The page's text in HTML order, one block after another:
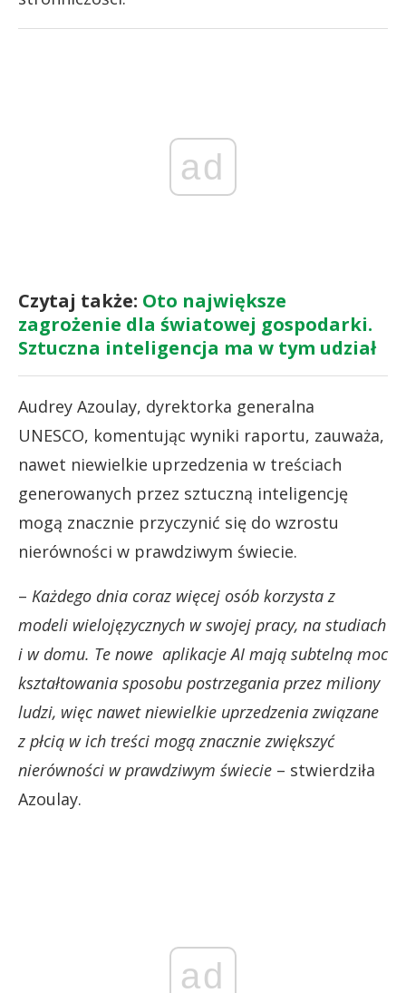
ad
Czytaj także: Oto największe
zagrożenie dla światowej gospodarki.
Sztuczna inteligencja ma w tym udział
Audrey Azoulay, dyrektorka generalna
UNESCO, komentując wyniki raportu, zauważa,
nawet niewielkie uprzedzenia w treściach
generowanych przez sztuczną inteligencję
mogą znacznie przyczynić się do wzrostu
nierówności w prawdziwym świecie.
– Każdego dnia coraz więcej osób korzysta z
modeli wielojęzycznych w swojej pracy, na studiach
i w domu. Te nowe aplikacje AI mają subtelną moc
kształtowania sposobu postrzegania przez miliony
ludzi, więc nawet niewielkie uprzedzenia związane
z płcią w ich treści mogą znacznie zwiększyć
nierówności w prawdziwym świecie – stwierdziła
Azoulay.
ad